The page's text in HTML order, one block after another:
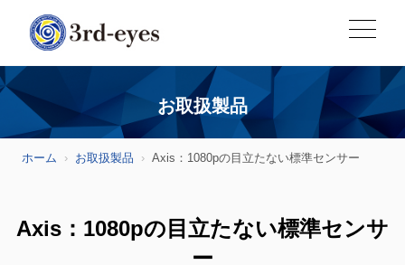
お取扱製品
ホーム お取扱製品 Axis：1080pの目立たない標準センサー
Axis：1080pの目立たない標準センサ
ー